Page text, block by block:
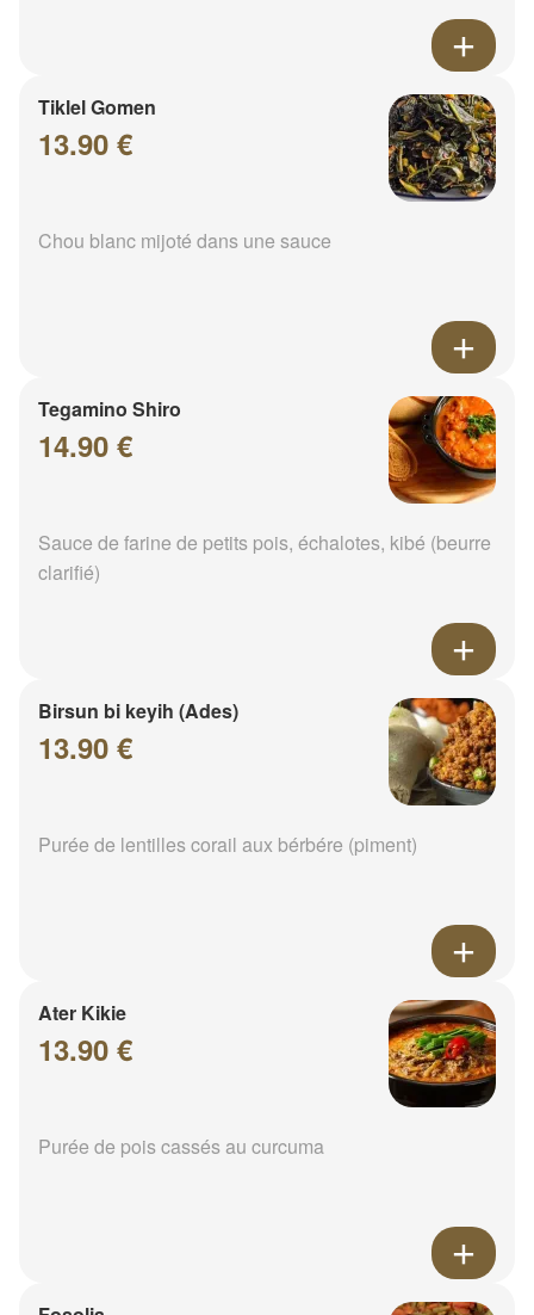
Tiklel Gomen
13.90 €
Chou blanc mijoté dans une sauce
Tegamino Shiro
14.90 €
Sauce de farine de petits pois, échalotes, kibé (beurre
clarifié)
Birsun bi keyih (Ades)
13.90 €
Purée de lentilles corail aux bérbére (piment)
Ater Kikie
13.90 €
Purée de pois cassés au curcuma